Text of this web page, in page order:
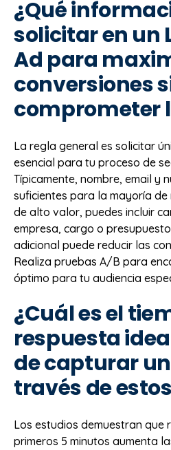
¿Qué
solicitar en un
Ad para
conversiones
comprometer
La regla general es solicitar
esencial para tu proceso de
Típicamente, nombre, email y
suficientes para la mayoría
de alto valor, puedes incluir
empresa, cargo o
adicional puede reducir las
Realiza pruebas A/B para
óptimo para tu audiencia
¿Cuál es el
respuesta
de capturar
través de
Los estudios demuestran que
primeros 5 minutos aumenta